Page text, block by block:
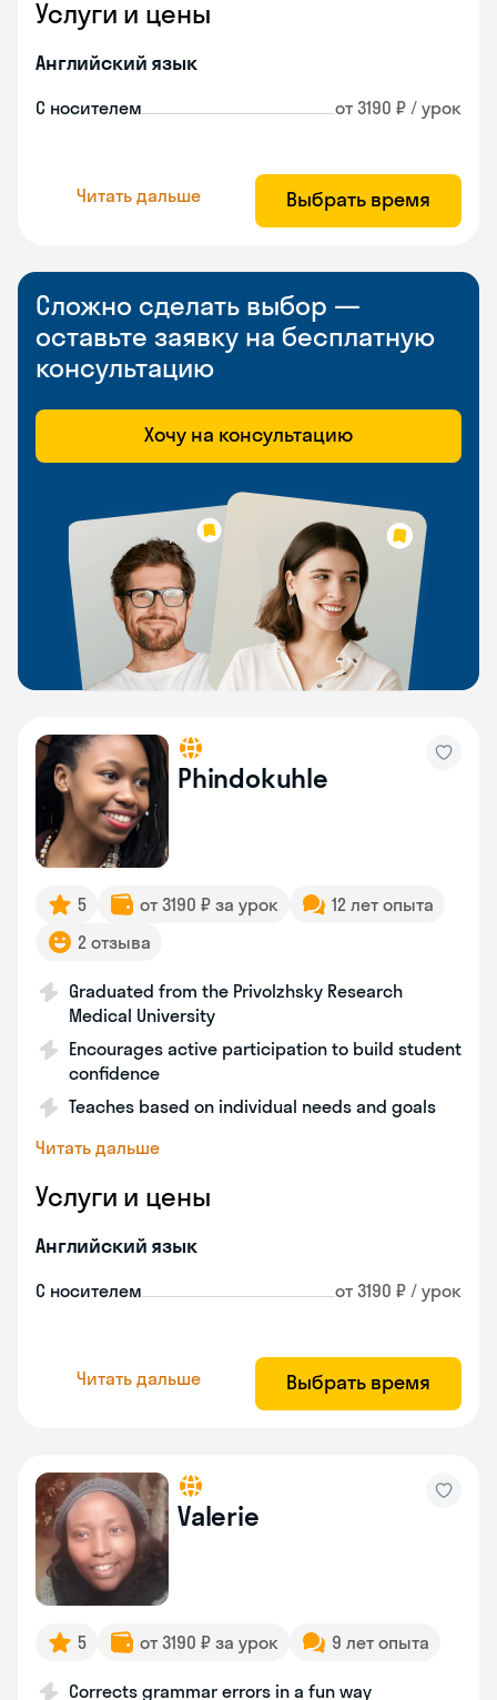
Услуги и цены
Английский язык
С носителем от 3190 ₽ / урок
Читать дальше Выбрать время
Сложно сделать выбор —
оставьте заявку на бесплатную
консультацию
Хочу на консультацию
Phindokuhle
5 от 3190 ₽ за урок
12 лет опыта
2 отзыва
Graduated from the Privolzhsky Research
Medical University
Encourages active participation to build student
confidence
Teaches based on individual needs and goals
Читать дальше
Услуги и цены
Английский язык
С носителем от 3190 ₽ / урок
Читать дальше Выбрать время
Valerie
5 от 3190 ₽ за урок 9 лет опыта
Corrects grammar errors in a fun way